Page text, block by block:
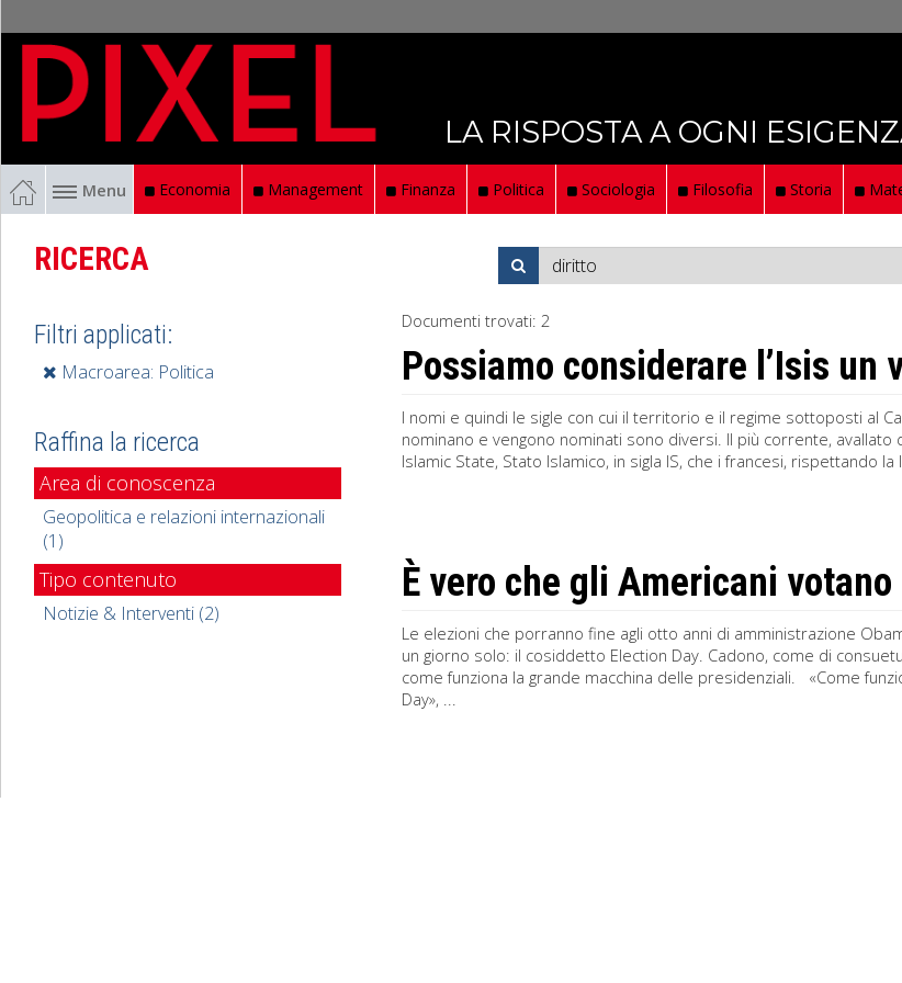
LA RISPOSTA A OGNI
Menu Economia Management Finanza Politica Sociologia Filosofia Storia
RICERCA
Documenti trovati: 2
Possiamo considerare l’Isis un
I nomi e quindi le sigle con cui il territorio e il regime sottoposti al
nominano e vengono nominati sono diversi. Il più corrente,
Islamic State, Stato Islamico, in sigla IS, che i francesi, rispettando
È vero che gli Americani votano
Le elezioni che porranno fine agli otto anni di amministrazione
un giorno solo: il cosiddetto Election Day. Cadono, come di
come funziona la grande macchina delle presidenziali. «Come
Day», ...
Filtri applicati:
Macroarea: Politica
Raffina la ricerca
Area di conoscenza
Geopolitica e relazioni internazionali
(1)
Tipo contenuto
Notizie & Interventi (2)